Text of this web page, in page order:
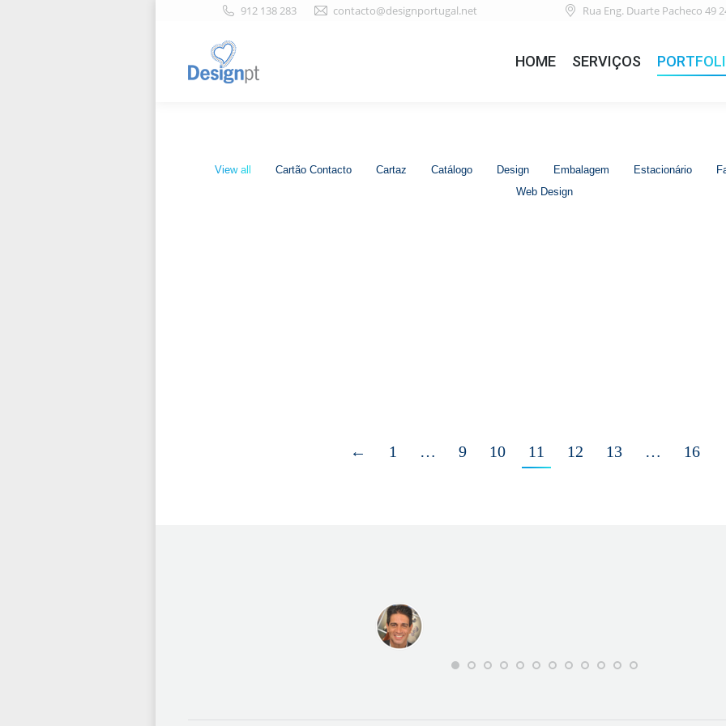
912 138 283 contacto@designportugal.net Rua Eng. Duarte Pacheco 49
HOME SERVIÇOS
View all Cartão Contacto Cartaz Catálogo Design Embalagem Estacionário
Web Design
← 1 … 9 10 11 12 13 … 16